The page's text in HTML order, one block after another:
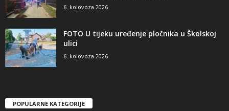
6. kolovoza 2026
FOTO U tijeku uređenje pločnika u Školskoj
ulici
6. kolovoza 2026
POPULARNE KATEGORIJE